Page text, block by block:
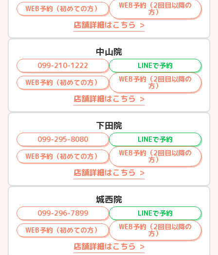
WEB予約（初めての方）
WEB予約（2回目以降の
方）
店舗詳細はこちら
中山院
099-210-1222
LINEで予約
WEB予約（初めての方）
WEB予約（2回目以降の
方）
店舗詳細はこちら
下田院
099-295-8080
LINEで予約
WEB予約（初めての方）
WEB予約（2回目以降の
方）
店舗詳細はこちら
城西院
099-296-7899
LINEで予約
WEB予約（初めての方）
WEB予約（2回目以降の
方）
店舗詳細はこちら